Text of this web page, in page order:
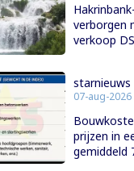
verborgen
verkoop
starnieuws
07-aug-2026
prijzen in
gemiddeld